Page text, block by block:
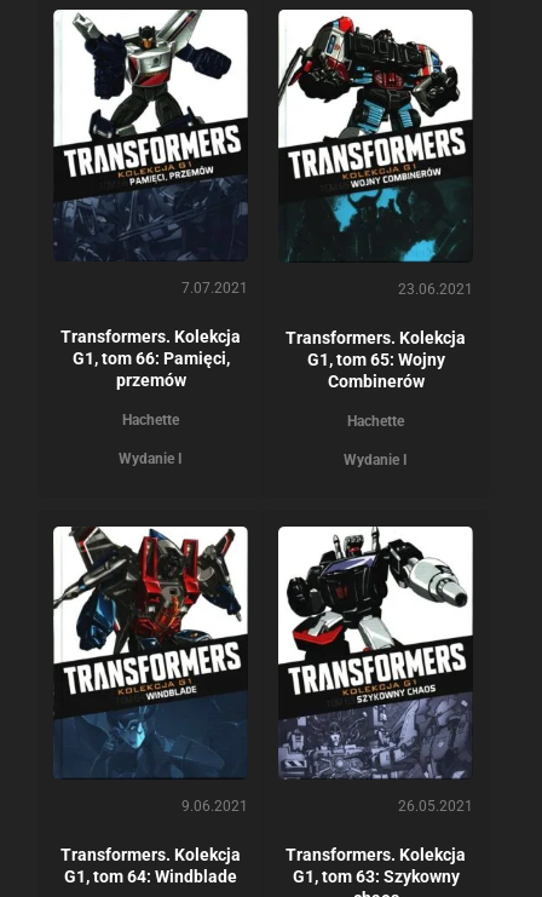
7.07.2021
Transformers. Kolekcja
G1, tom 66: Pamięci,
przemów
Hachette
Wydanie I
23.06.2021
Transformers. Kolekcja
G1, tom 65: Wojny
Combinerów
Hachette
Wydanie I
9.06.2021
Transformers. Kolekcja
G1, tom 64: Windblade
26.05.2021
Transformers. Kolekcja
G1, tom 63: Szykowny